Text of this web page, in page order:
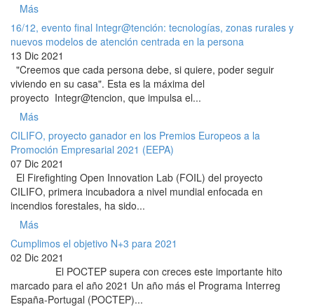
Más
16/12, evento final Integr@tención: tecnologías, zonas rurales y
nuevos modelos de atención centrada en la persona
13 Dic 2021
"Creemos que cada persona debe, si quiere, poder seguir
viviendo en su casa". Esta es la máxima del
proyecto Integr@tencion, que impulsa el...
Más
CILIFO, proyecto ganador en los Premios Europeos a la
Promoción Empresarial 2021 (EEPA)
07 Dic 2021
El Firefighting Open Innovation Lab (FOIL) del proyecto
CILIFO, primera incubadora a nivel mundial enfocada en
incendios forestales, ha sido...
Más
Cumplimos el objetivo N+3 para 2021
02 Dic 2021
El POCTEP supera con creces este importante hito
marcado para el año 2021 Un año más el Programa Interreg
España-Portugal (POCTEP)...